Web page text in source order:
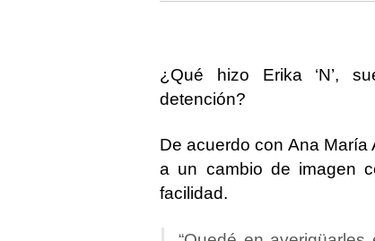
¿Qué hizo Erika ‘N’,
detención?
De acuerdo con Ana María
a un cambio de imagen
facilidad.